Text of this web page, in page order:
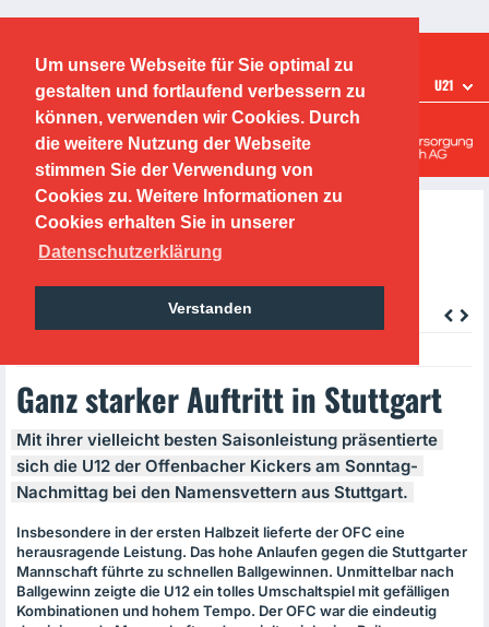
Um unsere Webseite für Sie optimal zu
gestalten und fortlaufend verbessern zu
können, verwenden wir Cookies. Durch
die weitere Nutzung der Webseite
stimmen Sie der Verwendung von
Cookies zu. Weitere Informationen zu
Cookies erhalten Sie in unserer
Datenschutzerklärung
Verstanden
TEAMS U21
Offenbacher Kickers
Leistungszentrum
Ganz starker Auftritt in Stuttgart
Mit ihrer vielleicht besten Saisonleistung präsentierte
sich die U12 der Offenbacher Kickers am Sonntag-
Nachmittag bei den Namensvettern aus Stuttgart.
Insbesondere in der ersten Halbzeit lieferte derOFC eine
herausragende Leistung. Das hohe Anlaufen gegen die Stuttgarter
Mannschaft führte zu schnellen Ballgewinnen. Unmittelbar nach
Ballgewinn zeigte die U12 ein tolles Umschaltspiel mit gefälligen
Kombinationen und hohem Tempo. DerOFC war die eindeutig